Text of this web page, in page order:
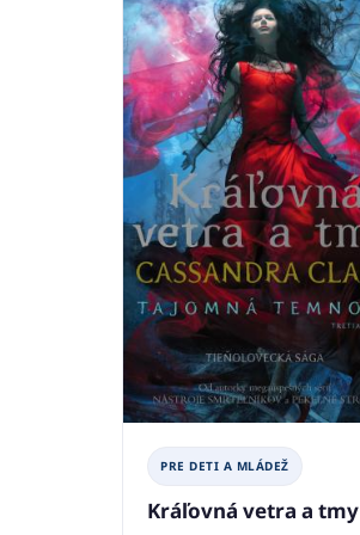
PRE DETI A MLÁDEŽ
Kráľovná vetra a tmy